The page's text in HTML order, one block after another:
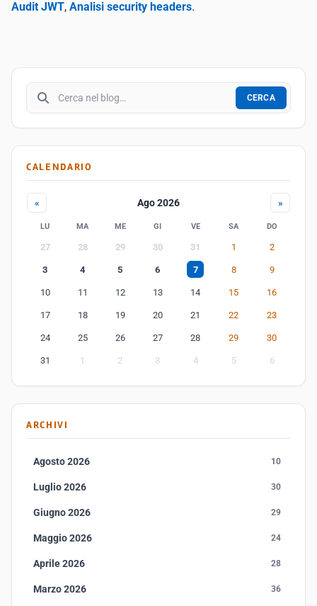
Audit JWT, Analisi security headers.
Cerca nel blog
CERCA
CALENDARIO
« Ago 2026 »
LU MA ME GI VE SA DO
27 28 29 30 31 1 2
3 4 5 6 7 8 9
10 11 12 13 14 15 16
17 18 19 20 21 22 23
24 25 26 27 28 29 30
31 1 2 3 4 5 6
ARCHIVI
Agosto 2026 10
Luglio 2026 30
Giugno 2026 29
Maggio 2026 24
Aprile 2026 28
Marzo 2026 36